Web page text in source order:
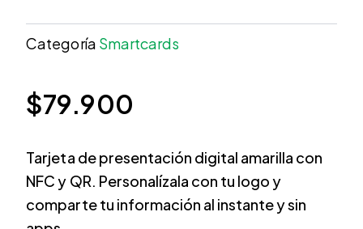
Categoría Smartcards
$79.900
Tarjeta de presentación digital amarilla con
NFC y QR. Personalízala con tu logo y
comparte tu información al instante y sin